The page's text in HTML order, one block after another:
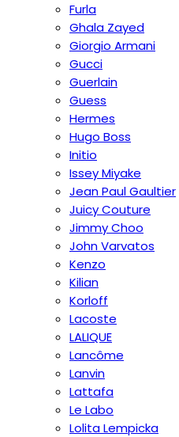
Furla
Ghala Zayed
Giorgio Armani
Gucci
Guerlain
Guess
Hermes
Hugo Boss
Initio
Issey Miyake
Jean Paul Gaultier
Juicy Couture
Jimmy Choo
John Varvatos
Kenzo
Kilian
Korloff
Lacoste
LALIQUE
Lancôme
Lanvin
Lattafa
Le Labo
Lolita Lempicka